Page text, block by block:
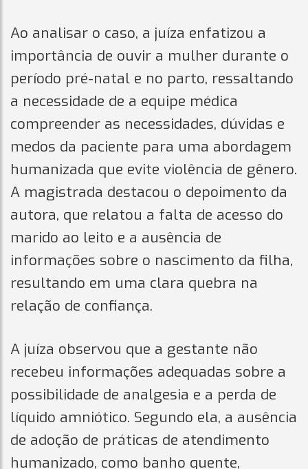
Ao analisar o caso, a juíza enfatizou a
importância de ouvir a mulher durante o
período pré-natal e no parto, ressaltando
a necessidade de a equipe médica
compreender as necessidades, dúvidas e
medos da paciente para uma abordagem
humanizada que evite violência de gênero.
A magistrada destacou o depoimento da
autora, que relatou a falta de acesso do
marido ao leito e a ausência de
informações sobre o nascimento da filha,
resultando em uma clara quebra na
relação de confiança.
A juíza observou que a gestante não
recebeu informações adequadas sobre a
possibilidade de analgesia e a perda de
líquido amniótico. Segundo ela, a ausência
de adoção de práticas de atendimento
humanizado, como banho quente,